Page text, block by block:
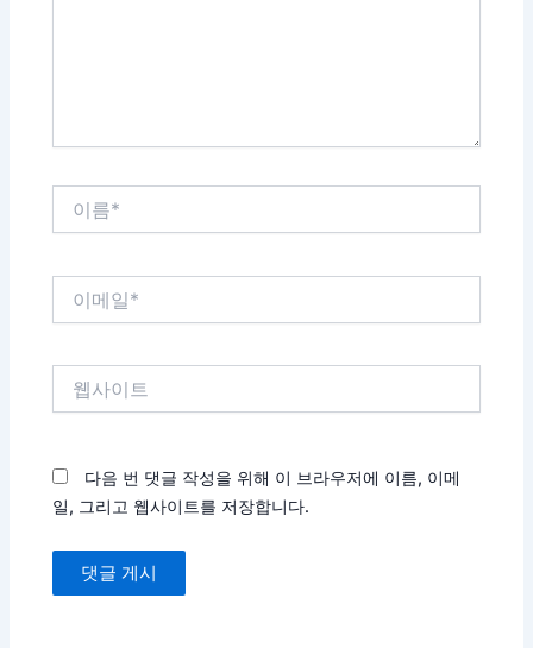
다음 번 댓글 작성을 위해 이 브라우저에 이름, 이메
일, 그리고 웹사이트를 저장합니다.